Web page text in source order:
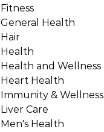
Fitness
General Health
Hair
Health
Health and Wellness
Heart Health
Immunity & Wellness
Liver Care
Men's Health